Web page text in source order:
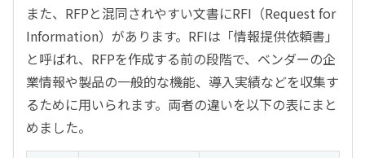
また、RFPと混同されやすい文書にRFI（Request for
Information）があります。RFIは「情報提供依頼書」
と呼ばれ、RFPを作成する前の段階で、ベンダーの企
業情報や製品の一般的な機能、導入実績などを収集す
るために用いられます。両者の違いを以下の表にまと
めました。